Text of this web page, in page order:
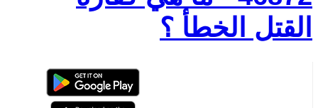
القتل الخطأ ؟